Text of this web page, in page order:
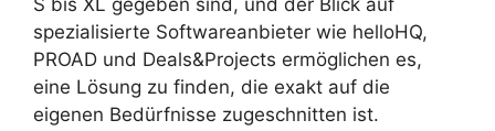
spezialisierte Softwareanbieter wie helloHQ,
PROAD und Deals&Projects ermöglichen es,
eine Lösung zu finden, die exakt auf die
eigenen Bedürfnisse zugeschnitten ist.